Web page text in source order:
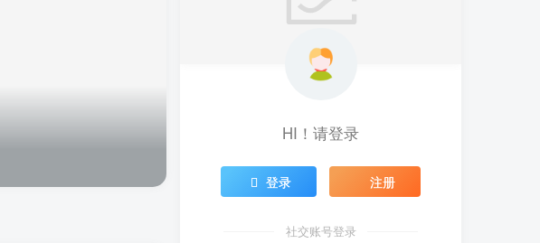
HI！请登录
登录 注册
社交账号登录